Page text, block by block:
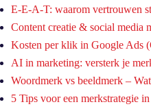
E-E-A-T: waarom vertrouwen
Content creatie & social media
Kosten per klik in Google Ads
AI in marketing: versterk je
Woordmerk vs beeldmerk –
5 Tips voor een merkstrategie